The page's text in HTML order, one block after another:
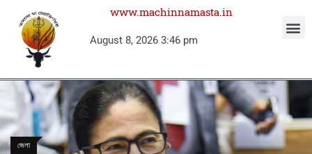
www.machinnamasta.in
August 8, 2026 3:46 pm
জেলা